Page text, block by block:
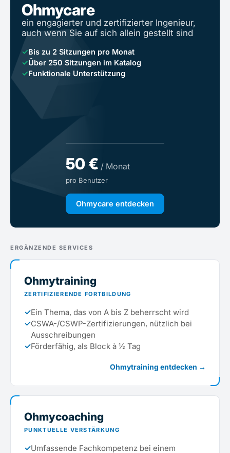
Ohmycare
ein engagierter und zertifizierter Ingenieur,
auch wenn Sie auf sich allein gestellt sind
✓Bis zu 2 Sitzungen pro Monat
✓Über 250 Sitzungen im Katalog
✓Funktionale Unterstützung
50 € / Monat
pro Benutzer
Ohmycare entdecken
ERGÄNZENDE SERVICES
Ohmytraining
ZERTIFIZIERENDE FORTBILDUNG
✓Ein Thema, das von A bis Z beherrscht wird
✓CSWA-/CSWP-Zertifizierungen, nützlich bei
Ausschreibungen
✓Förderfähig, als Block à ½ Tag
Ohmytraining entdecken →
Ohmycoaching
PUNKTUELLE VERSTÄRKUNG
✓Umfassende Fachkompetenz bei einem